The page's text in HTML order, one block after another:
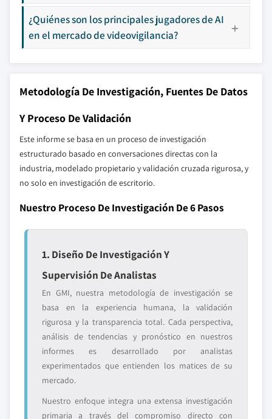
¿Quiénes son los principales jugadores de AI
en el mercado de videovigilancia?
Metodología De Investigación, Fuentes De Datos
Y Proceso De Validación
Este informe se basa en un proceso de investigación
estructurado basado en conversaciones directas con la
industria, modelado propietario y validación cruzada rigurosa, y
no solo en investigación de escritorio.
Nuestro Proceso De Investigación De 6 Pasos
1. Diseño De Investigación Y
Supervisión De Analistas
En GMI, nuestra metodología de investigación se
basa en la experiencia humana, la validación
rigurosa y la transparencia total. Cada perspectiva,
análisis de tendencias y pronóstico en nuestros
informes es desarrollado por analistas
experimentados que entienden los matices de su
mercado.
Nuestro enfoque integra una extensa investigación
primaria a través del compromiso directo con